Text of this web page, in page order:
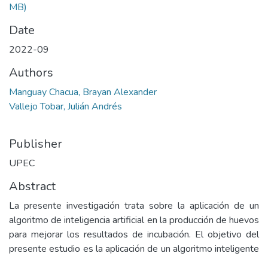
MB)
Date
2022-09
Authors
Manguay Chacua, Brayan Alexander
Vallejo Tobar, Julián Andrés
Publisher
UPEC
Abstract
La presente investigación trata sobre la aplicación de un
algoritmo de inteligencia artificial en la producción de huevos
para mejorar los resultados de incubación. El objetivo del
presente estudio es la aplicación de un algoritmo inteligente